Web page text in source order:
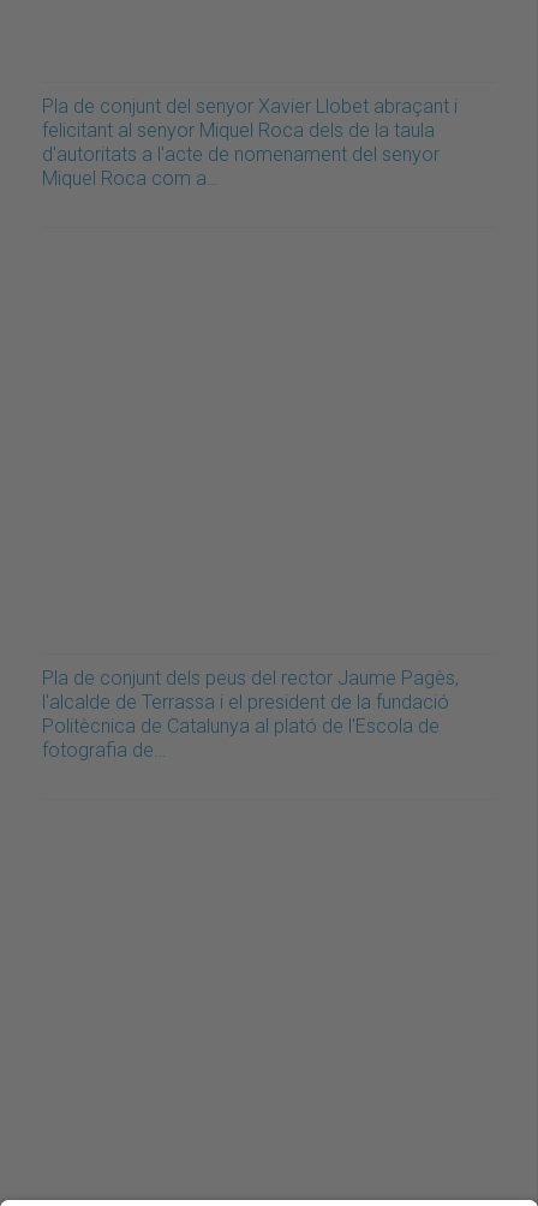
Pla de conjunt del senyor Xavier Llobet abraçant i
felicitant al senyor Miquel Roca dels de la taula
d'autoritats a l'acte de nomenament del senyor
Miquel Roca com a…
Pla de conjunt dels peus del rector Jaume Pagès,
l'alcalde de Terrassa i el president de la fundació
Politècnica de Catalunya al plató de l'Escola de
fotografia de…